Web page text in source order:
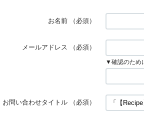
お名前 （必須）
メールアドレス （必須）
▼確認のため
お問い合わせタイトル （必須）